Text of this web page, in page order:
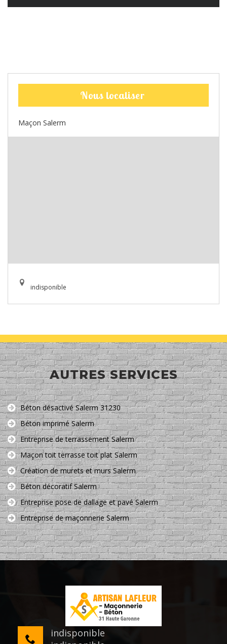
Nous localiser
Maçon Salerm
indisponible
AUTRES SERVICES
Béton désactivé Salerm 31230
Béton imprimé Salerm
Entreprise de terrassement Salerm
Maçon toit terrasse toit plat Salerm
Création de murets et murs Salerm
Béton décoratif Salerm
Entreprise pose de dallage et pavé Salerm
Entreprise de maçonnerie Salerm
indisponible